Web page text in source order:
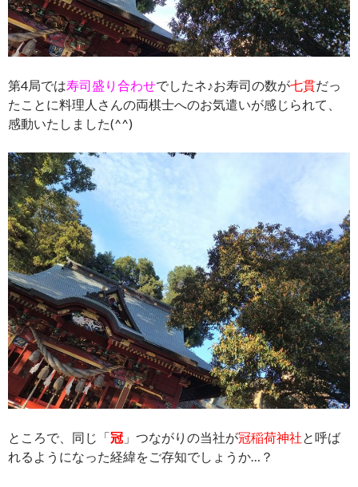
第4局では寿司盛り合わせでしたネ♪お寿司の数が七貫だっ
たことに料理人さんの両棋士へのお気遣いが感じられて、
感動いたしました(^^)
ところで、同じ「冠 」つながりの当社が冠稲荷神社と呼ば
れるようになった経緯をご存知でしょうか…？